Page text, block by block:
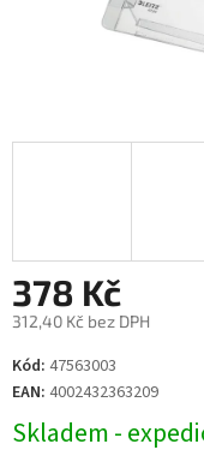
378 Kč
312,40 Kč bez DPH
Měrná
cena:
Kód: 47563003
EAN: 4002432363209
Skladem -